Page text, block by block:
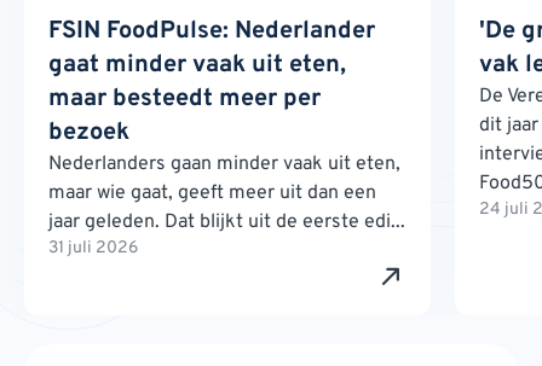
FSIN FoodPulse: Nederlander
gaat minder vaak uit eten,
maar besteedt meer per
bezoek
Nederlanders gaan minder vaak uit eten,
maar wie gaat, geeft meer uit dan een
jaar geleden. Dat blijkt uit de eerste edi...
31 juli 2026
'De
vak
De
dit
24 juli